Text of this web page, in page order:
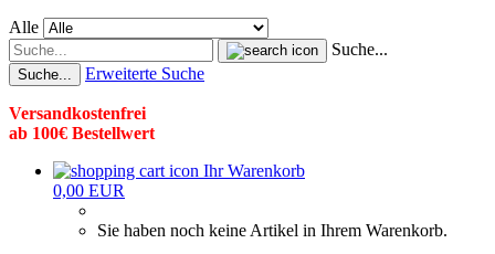
Alle
Suche...
Suche... Erweiterte Suche
Versandkostenfrei
ab 100€ Bestellwert
Ihr Warenkorb
0,00 EUR
Sie haben noch keine Artikel in Ihrem Warenkorb.